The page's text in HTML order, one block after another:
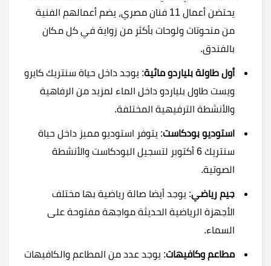
يحتضن أعمال 11 فنان مصري، يضم أعمالهم الفنية
من منحوتات ولوحات بأكثر من زواية في كل مكان
بالفندق.
أول طاولة بلياردو مائية: يوجد داخل حياة سنتريك كايرو
ويست طاول بلياردو داخل الماء لمزيد من الرفاهية
والأنشطة الترفيهية المختلفة.
استوديو بودكاست: يتوفر استوديو مميز داخل حياة
سنتريك 6 أكتوبر لتسجيل البودكاست والأنشطة
الصوتية.
جيم رياضي: يوجد أيضا صالة رياضية بها مختلف
الأجهزة الرياضية الحديثة مواجهة مفتوحة على
السماء.
مطاعم وكافيهات: يوجد عدد من المطاعم والكافيهات